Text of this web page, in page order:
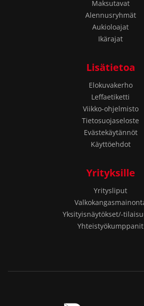
Maksutavat
Alennusryhmät
Aukioloajat
Ikärajat
Lisätietoa
Elokuvakerho
Leffaetiketti
Viikko-ohjelmisto
Tietosuojaseloste
Evästekäytännöt
Käyttöehdot
Yrityksille
Yritysliput
Yksityisnäytökset/-
Yhteistyökumppanit